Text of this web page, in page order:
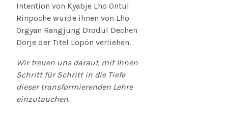
Intention von Kyabje Lho Ontul
Rinpoche wurde ihnen von Lho
Orgyan Rangjung Drodul Dechen
Dorje der Titel Lopön verliehen.
Wir freuen uns darauf, mit Ihnen
Schritt für Schritt in die Tiefe
dieser transformierenden Lehre
einzutauchen.